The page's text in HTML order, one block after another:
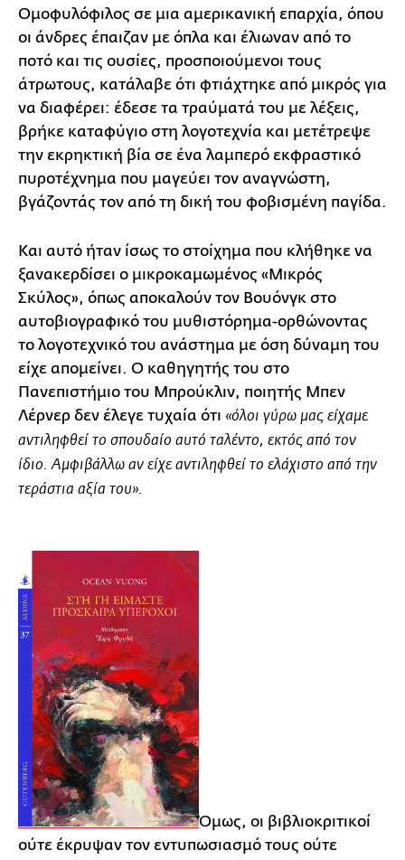
Ομοφυλόφιλος σε μια αμερικανική επαρχία, όπου
οι άνδρες έπαιζαν με όπλα και έλιωναν από το
ποτό και τις ουσίες, προσποιούμενοι τους
άτρωτους, κατάλαβε ότι φτιάχτηκε από μικρός για
να διαφέρει: έδεσε τα τραύματά του με λέξεις,
βρήκε καταφύγιο στη λογοτεχνία και μετέτρεψε
την εκρηκτική βία σε ένα λαμπερό εκφραστικό
πυροτέχνημα που μαγεύει τον αναγνώστη,
βγάζοντάς τον από τη δική του φοβισμένη παγίδα.
Και αυτό ήταν ίσως το στοίχημα που κλήθηκε να
ξανακερδίσει ο μικροκαμωμένος «Μικρός
Σκύλος», όπως αποκαλούν τον Βουόνγκ στο
αυτοβιογραφικό του μυθιστόρημα-ορθώνοντας
το λογοτεχνικό του ανάστημα με όση δύναμη του
είχε απομείνει. Ο καθηγητής του στο
Πανεπιστήμιο του Μπρούκλιν, ποιητής Μπεν
Λέρνερ δεν έλεγε τυχαία ότι «όλοι γύρω μας είχαμε
αντιληφθεί το σπουδαίο αυτό ταλέντο, εκτός από τον
ίδιο. Αμφιβάλλω αν είχε αντιληφθεί το ελάχιστο από την
τεράστια αξία του».
Όμως, οι βιβλιοκριτικοί
ούτε έκρυψαν τον εντυπωσιασμό τους ούτε